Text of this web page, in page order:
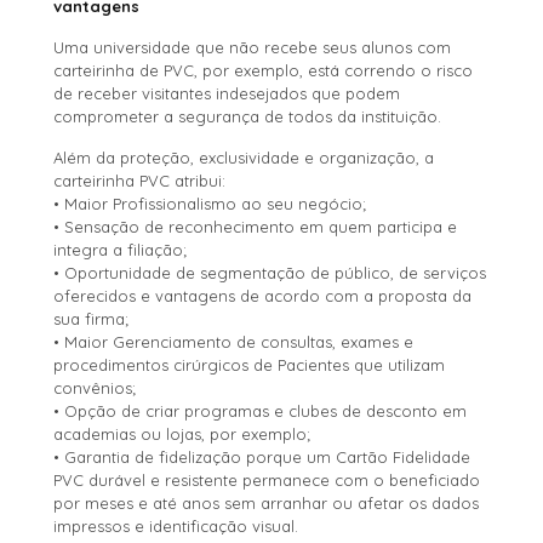
vantagens
Uma universidade que não recebe seus alunos com
carteirinha de PVC, por exemplo, está correndo o risco
de receber visitantes indesejados que podem
comprometer a segurança de todos da instituição.
Além da proteção, exclusividade e organização, a
carteirinha PVC atribui:
• Maior Profissionalismo ao seu negócio;
• Sensação de reconhecimento em quem participa e
integra a filiação;
• Oportunidade de segmentação de público, de serviços
oferecidos e vantagens de acordo com a proposta da
sua firma;
• Maior Gerenciamento de consultas, exames e
procedimentos cirúrgicos de Pacientes que utilizam
convênios;
• Opção de criar programas e clubes de desconto em
academias ou lojas, por exemplo;
• Garantia de fidelização porque um Cartão Fidelidade
PVC durável e resistente permanece com o beneficiado
por meses e até anos sem arranhar ou afetar os dados
impressos e identificação visual.